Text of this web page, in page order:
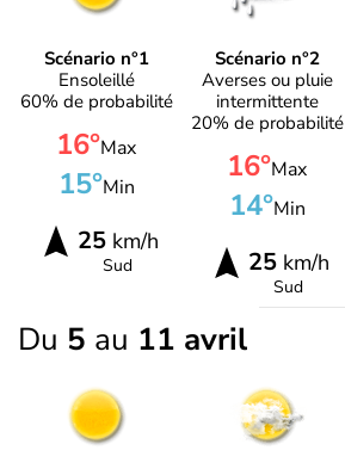
Scénario n°1
Ensoleillé
60% de probabilité
16°Max
15°Min
25km/h
Sud
Scénario n°2
Averses ou pluie
intermittente
20% de probabilité
16°Max
14°Min
25km/h
Sud
Du 5 au 11 avril